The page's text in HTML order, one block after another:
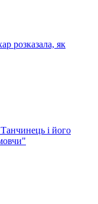
розказала, як
і його